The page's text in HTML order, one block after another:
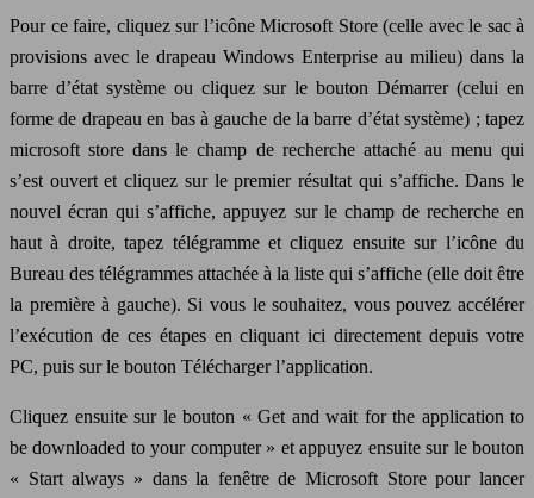
Pour ce faire, cliquez sur l’icône Microsoft Store (celle avec le sac à
provisions avec le drapeau Windows Enterprise au milieu) dans la
barre d’état système ou cliquez sur le bouton Démarrer (celui en
forme de drapeau en bas à gauche de la barre d’état système) ; tapez
microsoft store dans le champ de recherche attaché au menu qui
s’est ouvert et cliquez sur le premier résultat qui s’affiche. Dans le
nouvel écran qui s’affiche, appuyez sur le champ de recherche en
haut à droite, tapez télégramme et cliquez ensuite sur l’icône du
Bureau des télégrammes attachée à la liste qui s’affiche (elle doit être
la première à gauche). Si vous le souhaitez, vous pouvez accélérer
l’exécution de ces étapes en cliquant ici directement depuis votre
PC, puis sur le bouton Télécharger l’application.
Cliquez ensuite sur le bouton « Get and wait for the application to
be downloaded to your computer » et appuyez ensuite sur le bouton
« Start always » dans la fenêtre de Microsoft Store pour lancer